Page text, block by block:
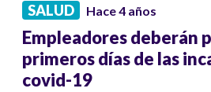
SALUD Hace 4 años
Empleadores deberán
primeros días de las
covid-19